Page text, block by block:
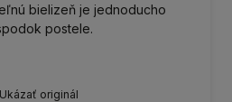
Ukázať originál
bielizeň je jednoducho
postele.